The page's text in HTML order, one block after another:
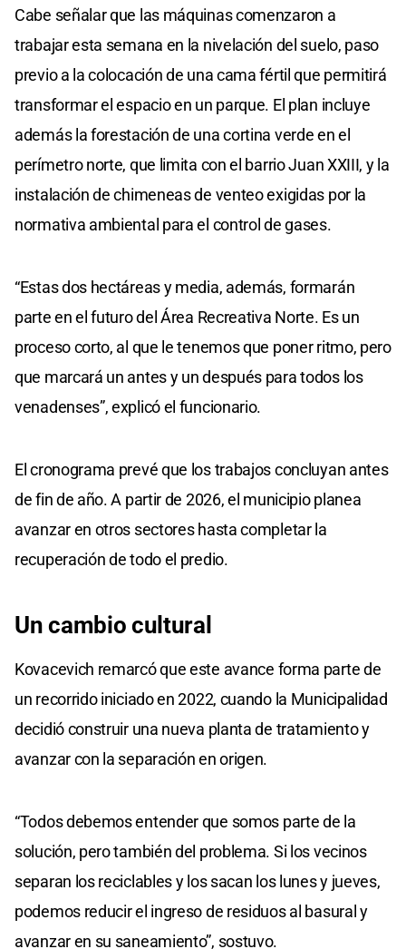
Cabe señalar que las máquinas comenzaron a
trabajar esta semana en la nivelación del suelo, paso
previo a la colocación de una cama fértil que permitirá
transformar el espacio en un parque. El plan incluye
además la forestación de una cortina verde en el
perímetro norte, que limita con el barrio Juan XXIII, y la
instalación de chimeneas de venteo exigidas por la
normativa ambiental para el control de gases.
“Estas dos hectáreas y media, además, formarán
parte en el futuro del Área Recreativa Norte. Es un
proceso corto, al que le tenemos que poner ritmo, pero
que marcará un antes y un después para todos los
venadenses”, explicó el funcionario.
El cronograma prevé que los trabajos concluyan antes
de fin de año. A partir de 2026, el municipio planea
avanzar en otros sectores hasta completar la
recuperación de todo el predio.
Un cambio cultural
Kovacevich remarcó que este avance forma parte de
un recorrido iniciado en 2022, cuando la Municipalidad
decidió construir una nueva planta de tratamiento y
avanzar con la separación en origen.
“Todos debemos entender que somos parte de la
solución, pero también del problema. Si los vecinos
separan los reciclables y los sacan los lunes y jueves,
podemos reducir el ingreso de residuos al basural y
avanzar en su saneamiento”, sostuvo.